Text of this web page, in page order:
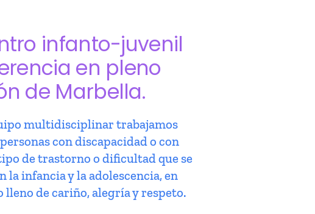
infanto-juvenil
en pleno
de Marbella.
multidisciplinar trabajamos
con discapacidad o con
de trastorno o dificultad que se
la infancia y la adolescencia, en
lleno de cariño, alegría y respeto.